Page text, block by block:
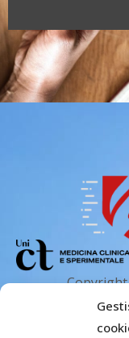
Copyright
for the